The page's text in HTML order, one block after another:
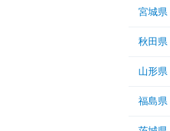
宮城県
秋田県
山形県
福島県